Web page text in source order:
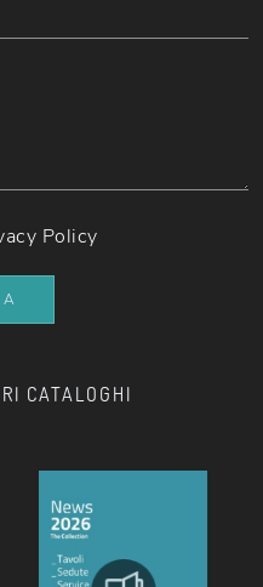
CATALOGHI
Policy